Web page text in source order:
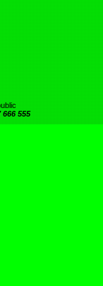
666 555